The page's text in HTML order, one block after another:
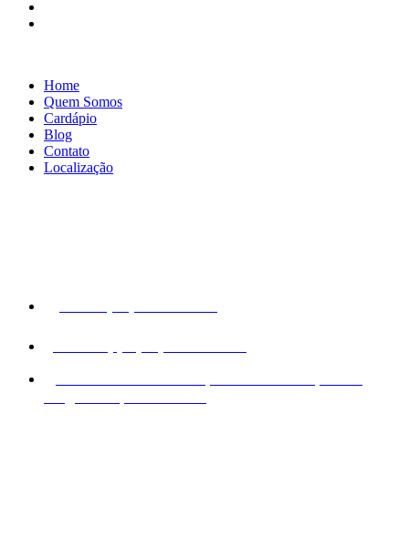
Home
Quem Somos
Cardápio
Blog
Contato
Localização